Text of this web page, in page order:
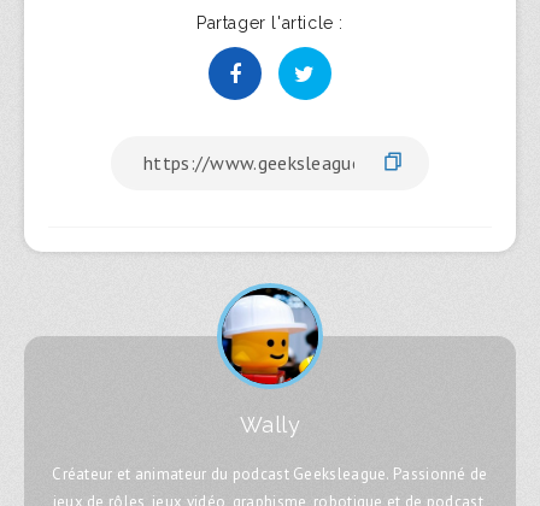
Partager l'article :
Wally
Créateur et animateur du podcast Geeksleague. Passionné de
jeux de rôles, jeux vidéo, graphisme, robotique et de podcast,